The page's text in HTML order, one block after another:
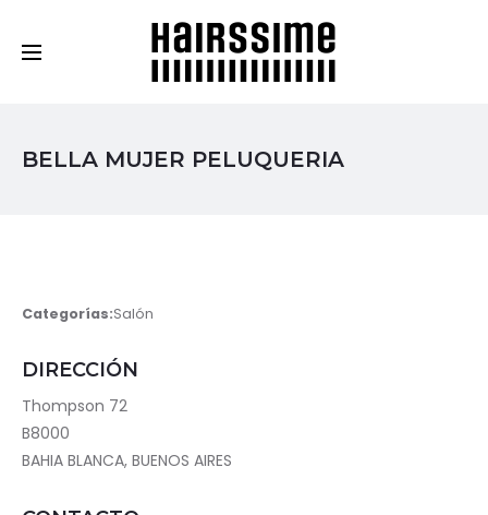
BELLA MUJER PELUQUERIA
Categorías:Salón
DIRECCIÓN
Thompson 72
B8000
BAHIA BLANCA, BUENOS AIRES